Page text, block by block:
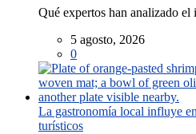
Qué expertos han analizado
5 agosto, 2026
0
La gastronomía local influye
turísticos